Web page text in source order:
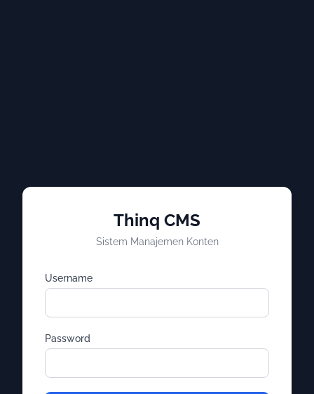
Thinq CMS
Sistem Manajemen Konten
Username
Password